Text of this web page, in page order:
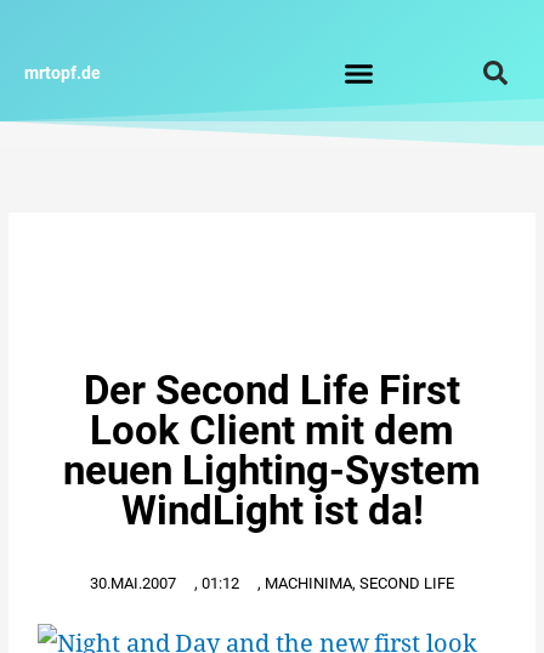
springen
mrtopf.de
Der Second Life First
Look Client mit dem
neuen Lighting-System
WindLight ist da!
30.MAI.2007 , 01:12 , MACHINIMA, SECOND LIFE